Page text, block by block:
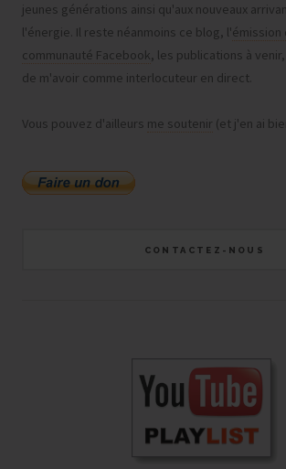
jeunes générations ainsi qu'aux nouveaux
l'énergie. Il reste néanmoins ce blog, l'émission
communauté Facebook, les publications à
de m'avoir comme interlocuteur en direct.
Vous pouvez d'ailleurs me soutenir (et j'en ai
CONTACTEZ-NOUS